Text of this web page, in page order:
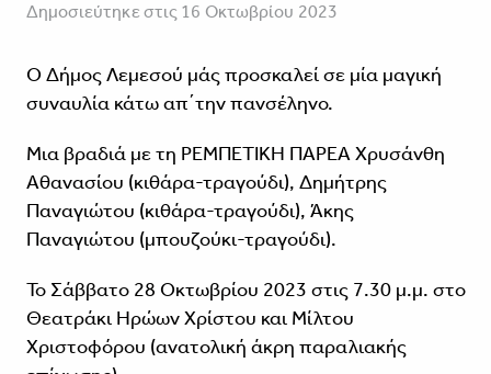
Δημοσιεύτηκε στις 16 Οκτωβρίου 2023
Ο Δήμος Λεμεσού μάς προσκαλεί σε μία μαγική
συναυλία κάτω απ΄την πανσέληνο.
Μια βραδιά με τη ΡΕΜΠΕΤΙΚΗ ΠΑΡΕΑ Χρυσάνθη
Αθανασίου (κιθάρα-τραγούδι), Δημήτρης
Παναγιώτου (κιθάρα-τραγούδι), Άκης
Παναγιώτου (μπουζούκι-τραγούδι).
Το Σάββατο 28 Οκτωβρίου 2023 στις 7.30 μ.μ. στο
Θεατράκι Ηρώων Χρίστου και Μίλτου
Χριστοφόρου (ανατολική άκρη παραλιακής